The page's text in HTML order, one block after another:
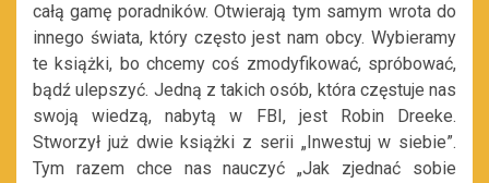
całą gamę poradników. Otwierają tym samym wrota do
innego świata, który często jest nam obcy. Wybieramy
te książki, bo chcemy coś zmodyfikować, spróbować,
bądź ulepszyć. Jedną z takich osób, która częstuje nas
swoją wiedzą, nabytą w FBI, jest Robin Dreeke.
Stworzył już dwie książki z serii „Inwestuj w siebie”.
Tym razem chce nas nauczyć „Jak zjednać sobie